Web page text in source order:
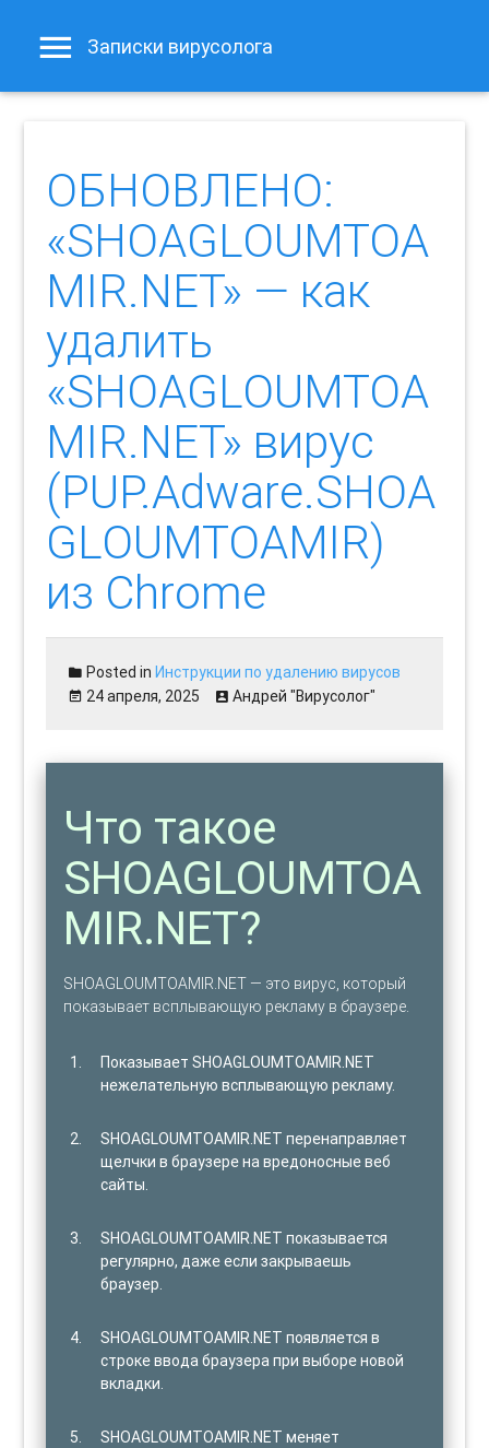
Записки вирусолога
ОБНОВЛЕНО:
«SHOAGLOUMTOA
MIR.NET» — как
удалить
«SHOAGLOUMTOA
MIR.NET» вирус
(PUP.Adware.SHOA
GLOUMTOAMIR)
из Chrome
Posted inИнструкции по удалению вирусов
24 апреля, 2025
Андрей "Вирусолог"
Что такое
SHOAGLOUMTOA
MIR.NET?
SHOAGLOUMTOAMIR.NET — это вирус, который
показывает всплывающую рекламу в браузере.
Показывает SHOAGLOUMTOAMIR.NET
нежелательную всплывающую рекламу.
SHOAGLOUMTOAMIR.NET перенаправляет
щелчки в браузере на вредоносные веб
сайты.
SHOAGLOUMTOAMIR.NET показывается
регулярно, даже если закрываешь
браузер.
SHOAGLOUMTOAMIR.NET появляется в
строке ввода браузера при выборе новой
вкладки.
SHOAGLOUMTOAMIR.NET меняет